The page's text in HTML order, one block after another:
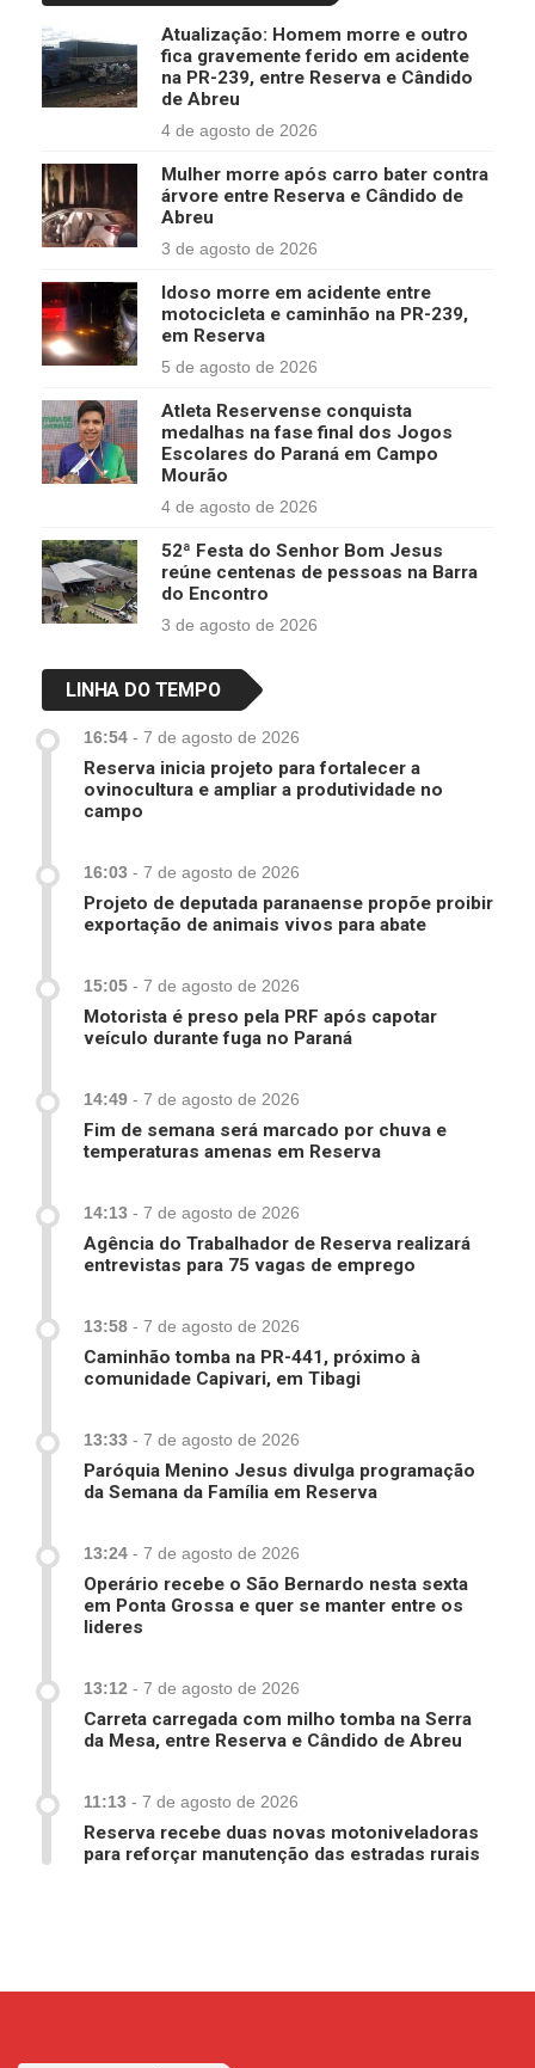
Atualização: Homem morre e outro
fica gravemente ferido em acidente
na PR-239, entre Reserva e Cândido
de Abreu
4 de agosto de 2026
Mulher morre após carro bater contra
árvore entre Reserva e Cândido de
Abreu
3 de agosto de 2026
Idoso morre em acidente entre
motocicleta e caminhão na PR-239,
em Reserva
5 de agosto de 2026
Atleta Reservense conquista
medalhas na fase final dos Jogos
Escolares do Paraná em Campo
Mourão
4 de agosto de 2026
52ª Festa do Senhor Bom Jesus
reúne centenas de pessoas na Barra
do Encontro
3 de agosto de 2026
LINHA DO TEMPO
16:54 - 7 de agosto de 2026
Reserva inicia projeto para fortalecer a
ovinocultura e ampliar a produtividade no
campo
16:03 - 7 de agosto de 2026
Projeto de deputada paranaense propõe proibir
exportação de animais vivos para abate
15:05 - 7 de agosto de 2026
Motorista é preso pela PRF após capotar
veículo durante fuga no Paraná
14:49 - 7 de agosto de 2026
Fim de semana será marcado por chuva e
temperaturas amenas em Reserva
14:13 - 7 de agosto de 2026
Agência do Trabalhador de Reserva realizará
entrevistas para 75 vagas de emprego
13:58 - 7 de agosto de 2026
Caminhão tomba na PR-441, próximo à
comunidade Capivari, em Tibagi
13:33 - 7 de agosto de 2026
Paróquia Menino Jesus divulga programação
da Semana da Família em Reserva
13:24 - 7 de agosto de 2026
Operário recebe o São Bernardo nesta sexta
em Ponta Grossa e quer se manter entre os
lideres
13:12 - 7 de agosto de 2026
Carreta carregada com milho tomba na Serra
da Mesa, entre Reserva e Cândido de Abreu
11:13 - 7 de agosto de 2026
Reserva recebe duas novas motoniveladoras
para reforçar manutenção das estradas rurais